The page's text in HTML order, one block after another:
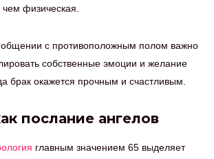
физическая.
с противоположным полом важно
собственные эмоции и желание
брак окажется прочным и счастливым.
послание ангелов
главным значением 65 выделяет